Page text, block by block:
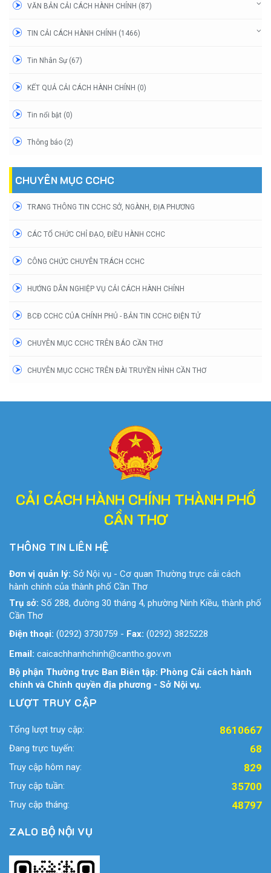
VĂN BẢN CẢI CÁCH HÀNH CHÍNH (87)
TIN CẢI CÁCH HÀNH CHÍNH (1466)
Tin Nhân Sự (67)
KẾT QUẢ CẢI CÁCH HÀNH CHÍNH (0)
Tin nổi bật (0)
Thông báo (2)
CHUYÊN MỤC CCHC
TRANG THÔNG TIN CCHC SỞ, NGÀNH, ĐỊA PHƯƠNG
CÁC TỔ CHỨC CHỈ ĐẠO, ĐIỀU HÀNH CCHC
CÔNG CHỨC CHUYÊN TRÁCH CCHC
HƯỚNG DẪN NGHIỆP VỤ CẢI CÁCH HÀNH CHÍNH
BCĐ CCHC CỦA CHÍNH PHỦ - BẢN TIN CCHC ĐIỆN TỬ
CHUYÊN MỤC CCHC TRÊN BÁO CẦN THƠ
CHUYÊN MỤC CCHC TRÊN ĐÀI TRUYỀN HÌNH CẦN THƠ
CẢI CÁCH HÀNH CHÍNH THÀNH PHỐ
CẦN THƠ
THÔNG TIN LIÊN HỆ
Đơn vị quản lý: Sở Nội vụ - Cơ quan Thường trực cải cách
hành chính của thành phố Cần Thơ
Trụ sở: Số 288, đường 30 tháng 4, phường Ninh Kiều, thành phố
Cần Thơ
Điện thoại: (0292) 3730759 - Fax: (0292) 3825228
Email: caicachhanhchinh@cantho.gov.vn
Bộ phận Thường trực Ban Biên tập: Phòng Cải cách hành
chính và Chính quyền địa phương - Sở Nội vụ.
LƯỢT TRUY CẬP
Tổng lượt truy cập: 8610667
Đang trực tuyến: 68
Truy cập hôm nay: 829
Truy cập tuần: 35700
Truy cập tháng: 48797
ZALO BỘ NỘI VỤ